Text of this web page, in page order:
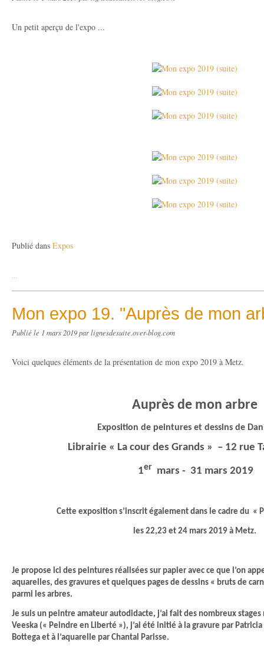
Un petit aperçu de l'expo ...
Publié dans Expos
…
Mon expo 19. "Auprès de mon
Publié le 1 mars 2019par lignesdesuite.over-blog.com
Voici quelques éléments de la présentation de mon expo 2019 à Metz.
Auprès de mon arbre
Exposition de peintures et dessins de
Librairie « La cour des Grands » – 12 rue
1er mars - 31 mars 2019
Cette exposition s’inscrit également dans le cadre du «
les 22,23 et 24 mars 2019 à Metz.
Je propose ici des peintures réalisées sur papier avec ce que l’on
aquarelles, des gravures et quelques pages de dessins « bruts de
parmi les arbres.
Je suis un peintre amateur autodidacte, j’ai fait des nombreux stages
Veeska (« Peindre en Liberté »), j’ai été initié à la gravure par
Bottega et à l’aquarelle par Chantal Parisse.